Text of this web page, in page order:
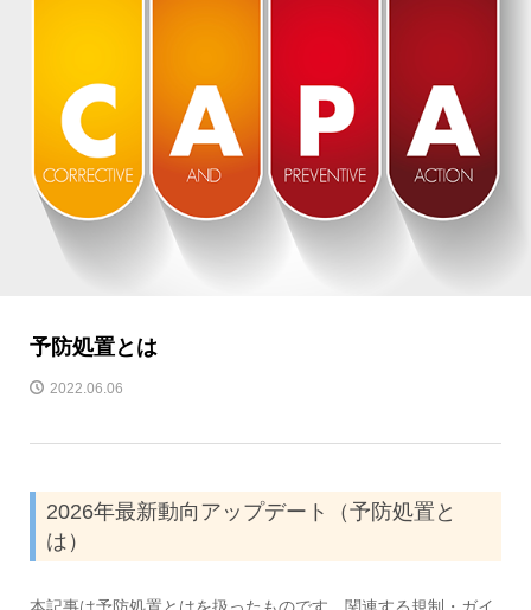
予防処置とは
2022.06.06
2026年最新動向アップデート（予防処置と
は）